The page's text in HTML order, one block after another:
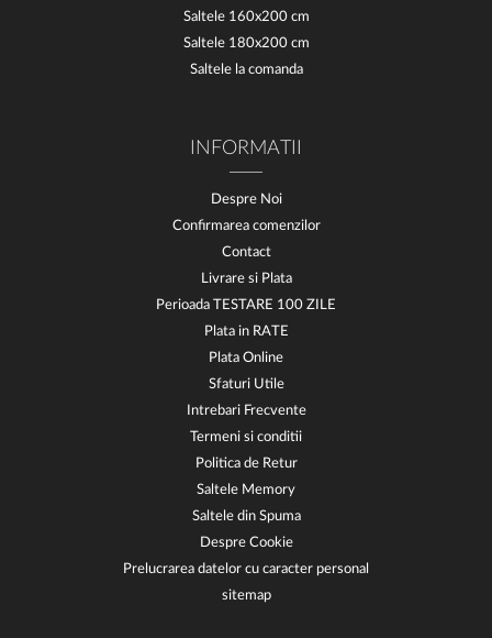
Saltele 160x200 cm
Saltele 180x200 cm
Saltele la comanda
INFORMATII
Despre Noi
Confirmarea comenzilor
Contact
Livrare si Plata
Perioada TESTARE 100 ZILE
Plata in RATE
Plata Online
Sfaturi Utile
Intrebari Frecvente
Termeni si conditii
Politica de Retur
Saltele Memory
Saltele din Spuma
Despre Cookie
Prelucrarea datelor cu caracter personal
sitemap